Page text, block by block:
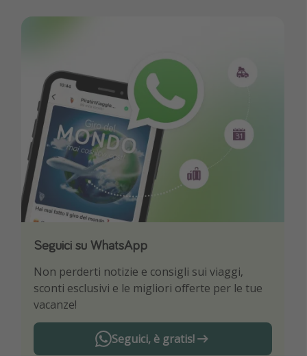
Seguici su WhatsApp
Non perderti notizie e consigli sui viaggi,
sconti esclusivi e le migliori offerte per le tue
vacanze!
Seguici, è gratis!
Scarica la nostra App
Sii il primo a conoscere le migliori offerte di
viaggio